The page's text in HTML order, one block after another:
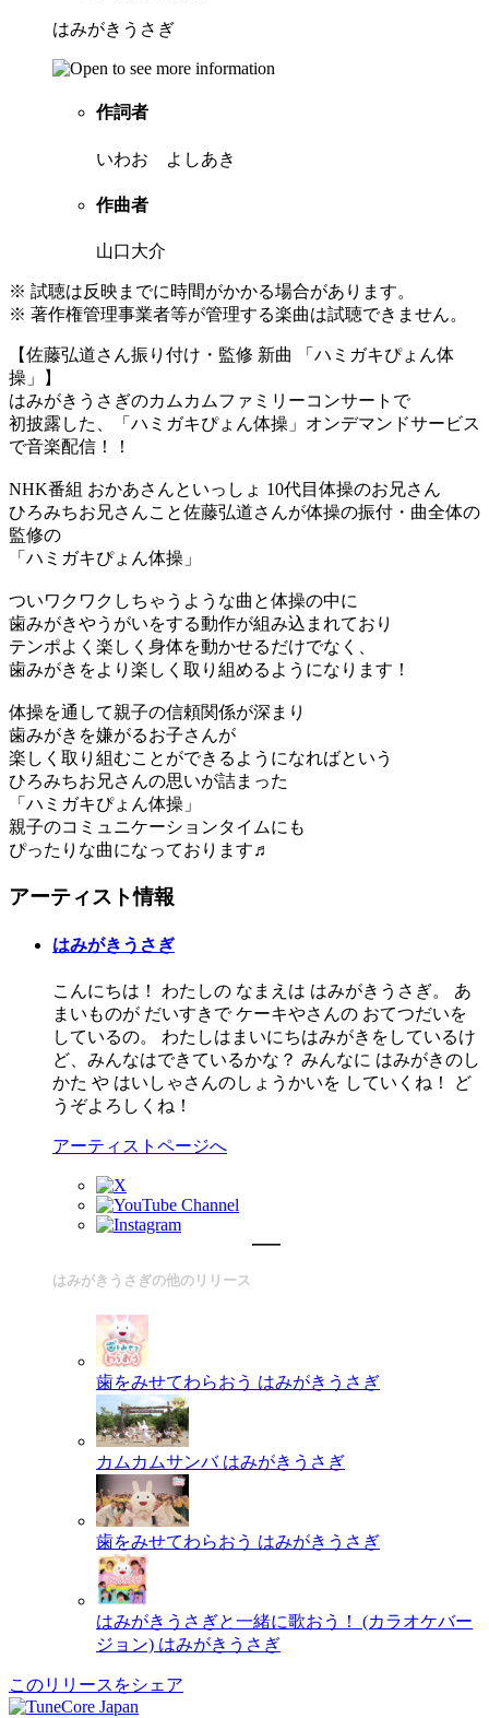
はみがきうさぎ
作詞者
いわお よしあき
作曲者
山口大介
※ 試聴は反映までに時間がかかる場合があります。
※ 著作権管理事業者等が管理する楽曲は試聴できません。
【佐藤弘道さん振り付け・監修 新曲 「ハミガキぴょん体
操」】
はみがきうさぎのカムカムファミリーコンサートで
初披露した、「ハミガキぴょん体操」オンデマンドサービス
で音楽配信！！
NHK番組 おかあさんといっしょ 10代目体操のお兄さん
ひろみちお兄さんこと佐藤弘道さんが体操の振付・曲全体の
監修の
「ハミガキぴょん体操」
ついワクワクしちゃうような曲と体操の中に
歯みがきやうがいをする動作が組み込まれており
テンポよく楽しく身体を動かせるだけでなく、
歯みがきをより楽しく取り組めるようになります！
体操を通して親子の信頼関係が深まり
歯みがきを嫌がるお子さんが
楽しく取り組むことができるようになればという
ひろみちお兄さんの思いが詰まった
「ハミガキぴょん体操」
親子のコミュニケーションタイムにも
ぴったりな曲になっております♬
アーティスト情報
はみがきうさぎ
こんにちは！ わたしの なまえは はみがきうさぎ。 あ
まいものが だいすきで ケーキやさんの おてつだいを
しているの。 わたしはまいにちはみがきをしているけ
ど、みんなはできているかな？ みんなに はみがきのし
かた や はいしゃさんのしょうかいを していくね！ ど
うぞよろしくね！
アーティストページへ
はみがきうさぎの他のリリース
歯をみせてわらおう はみがきうさぎ
カムカムサンバ はみがきうさぎ
歯をみせてわらおう はみがきうさぎ
はみがきうさぎと一緒に歌おう！ (カラオケバー
ジョン) はみがきうさぎ
このリリースをシェア